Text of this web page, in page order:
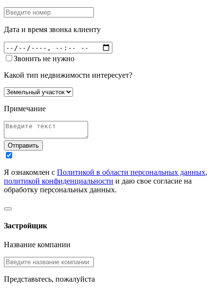
Дата и время звонка клиенту
Звонить не нужно
Какой тип недвижимости интересует?
Примечание
Отправить
Я ознакомлен с Политикой в области персональных данных,
политикой конфиденциальности и даю свое согласие на
обработку персональных данных.
Застройщик
Название компании
Представьтесь, пожалуйста